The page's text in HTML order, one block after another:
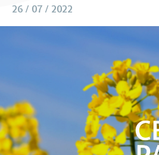
26 / 07 / 2022